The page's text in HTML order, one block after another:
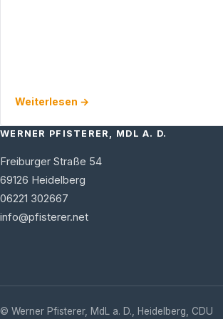
Weiterlesen →
WERNER PFISTERER, MDL A. D.
Freiburger Straße 54
69126 Heidelberg
06221 302667
info@pfisterer.net
© Werner Pfisterer, MdL a. D. Heidelberg CDU